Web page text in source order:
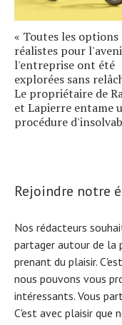
« Toutes les options
réalistes pour
l'entreprise ont été
explorées sans
Le propriétaire de
et Lapierre entame
procédure
Rejoindre notre
Nos rédacteurs
partager autour de la
prenant du plaisir.
nous pouvons vous
intéressants. Vous
C'est avec plaisir que